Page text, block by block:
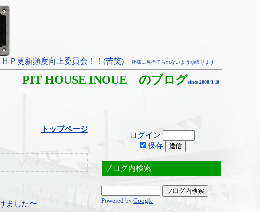
ＨＰ更新頻度向上委員会！！(苦笑) 皆様に見捨てられないよう頑張ります！
PIT HOUSE INOUE のブログsince 2008.3.10
トップページ
ました〜
ログイン
保存
ブログ内検索
Powered by Google